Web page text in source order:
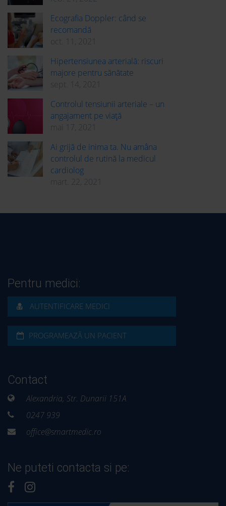
Ecografia Doppler: când se
recomandă
oct. 11, 2021
Hipertensiunea arterială: riscuri
majore pentru sănătate
sept. 14, 2021
Controlul tensiunii arteriale – un
angajament pe viață
mai 17, 2021
Ai grijă de inima ta. Nu amâna
controlul de rutină la medicul
cardiolog
mart. 22, 2021
Pentru medici:
AUTENTIFICARE MEDICI
PROGRAMEAZĂ UN PACIENT
Contact
Alexandria, Str. Dunarii 151A
0247 939
office@smartmedic.ro
Ne puteti contacta si pe: